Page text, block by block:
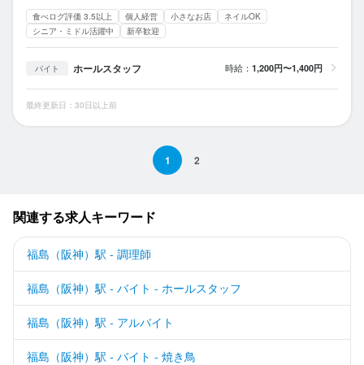
食べログ評価 3.5以上 個人経営 小さなお店
ネイルOK
シニア・ミドル活躍中
新卒歓迎
バイト ホールスタッフ 時給： 1,200円〜1,400円
最終更新日：30日以上前
1 2
関連する求人キーワード
福島（阪神）駅 - 調理師
福島（阪神）駅 - バイト - ホールスタッフ
福島（阪神）駅 - アルバイト
福島（阪神）駅 - バイト - 焼き鳥